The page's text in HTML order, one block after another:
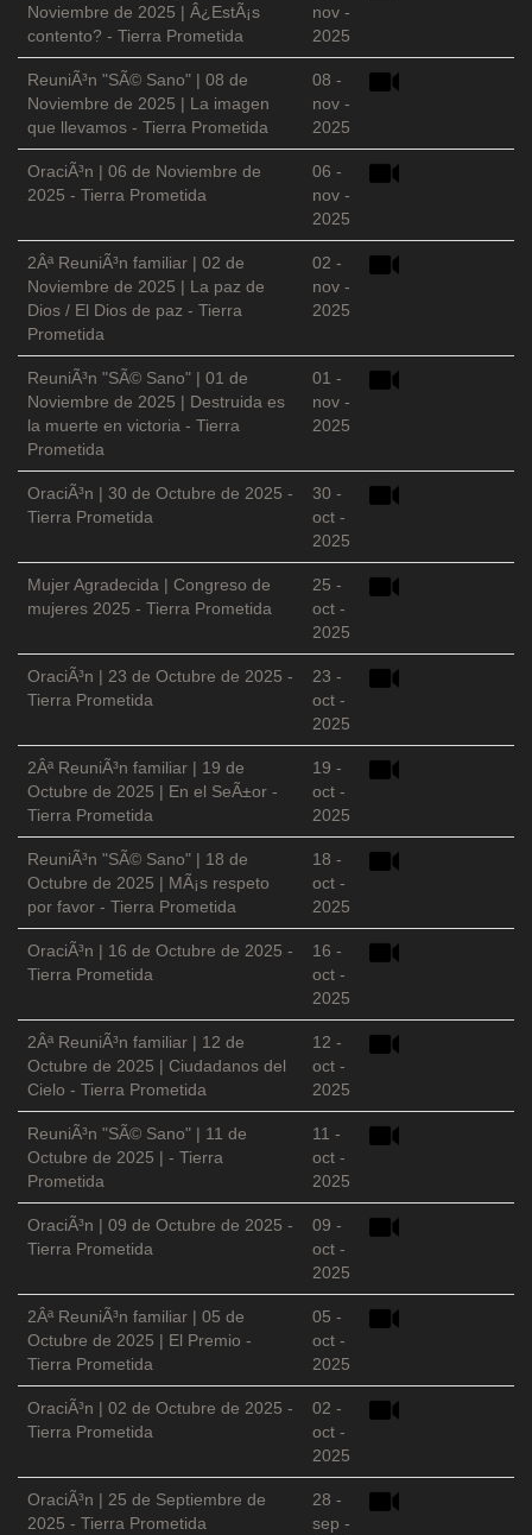
Noviembre de 2025 | Â¿EstÃ¡s
contento? - Tierra Prometida
nov -
2025
ReuniÃ³n "SÃ© Sano" | 08 de
Noviembre de 2025 | La imagen
que llevamos - Tierra Prometida
08 -
nov -
2025
OraciÃ³n | 06 de Noviembre de
2025 - Tierra Prometida
06 -
nov -
2025
2Âª ReuniÃ³n familiar | 02 de
Noviembre de 2025 | La paz de
Dios / El Dios de paz - Tierra
Prometida
02 -
nov -
2025
ReuniÃ³n "SÃ© Sano" | 01 de
Noviembre de 2025 | Destruida es
la muerte en victoria - Tierra
Prometida
01 -
nov -
2025
OraciÃ³n | 30 de Octubre de 2025 -
Tierra Prometida
30 -
oct -
2025
Mujer Agradecida | Congreso de
mujeres 2025 - Tierra Prometida
25 -
oct -
2025
OraciÃ³n | 23 de Octubre de 2025 -
Tierra Prometida
23 -
oct -
2025
2Âª ReuniÃ³n familiar | 19 de
Octubre de 2025 | En el SeÃ±or -
Tierra Prometida
19 -
oct -
2025
ReuniÃ³n "SÃ© Sano" | 18 de
Octubre de 2025 | MÃ¡s respeto
por favor - Tierra Prometida
18 -
oct -
2025
OraciÃ³n | 16 de Octubre de 2025 -
Tierra Prometida
16 -
oct -
2025
2Âª ReuniÃ³n familiar | 12 de
Octubre de 2025 | Ciudadanos del
Cielo - Tierra Prometida
12 -
oct -
2025
ReuniÃ³n "SÃ© Sano" | 11 de
Octubre de 2025 | - Tierra
Prometida
11 -
oct -
2025
OraciÃ³n | 09 de Octubre de 2025 -
Tierra Prometida
09 -
oct -
2025
2Âª ReuniÃ³n familiar | 05 de
Octubre de 2025 | El Premio -
Tierra Prometida
05 -
oct -
2025
OraciÃ³n | 02 de Octubre de 2025 -
Tierra Prometida
02 -
oct -
2025
OraciÃ³n | 25 de Septiembre de
2025 - Tierra Prometida
28 -
sep -